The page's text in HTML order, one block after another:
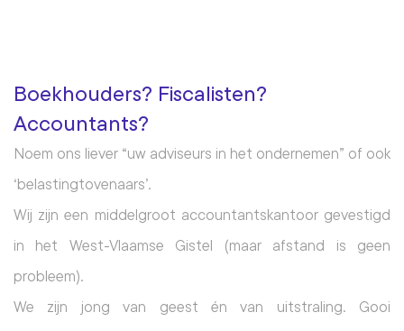
Boekhouders? Fiscalisten?
Accountants?
Noem ons liever “uw adviseurs in het ondernemen” of ook
‘belastingtovenaars’.
Wij zijn een middelgroot accountantskantoor gevestigd
in het West-Vlaamse Gistel (maar afstand is geen
probleem).
We zijn jong van geest én van uitstraling. Gooi